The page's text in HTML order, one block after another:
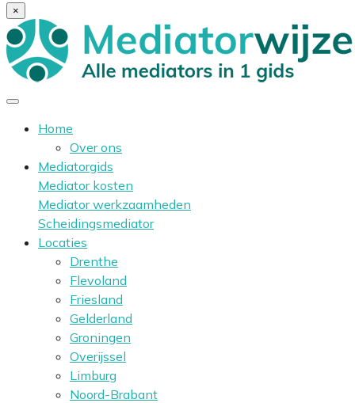
×
Home
Over ons
Mediatorgids
Mediator kosten
Mediator werkzaamheden
Scheidingsmediator
Locaties
Drenthe
Flevoland
Friesland
Gelderland
Groningen
Overijssel
Limburg
Noord-Brabant